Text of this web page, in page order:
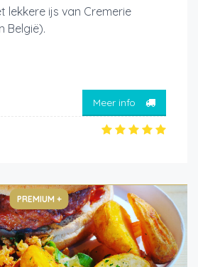
lekkere ijs van Cremerie
België).
Meer info
PREMIUM +